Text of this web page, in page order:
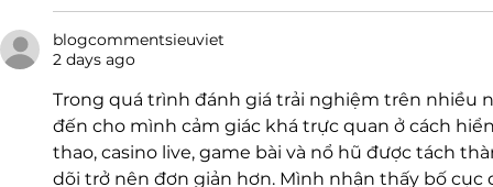
blogcommentsieuviet
2 days ago
Trong quá trình đánh giá trải nghiệm trên nhiều
đến cho mình cảm giác khá trực quan ở cách
thao, casino live, game bài và nổ hũ được tách
dõi trở nên đơn giản hơn. Mình nhận thấy bố